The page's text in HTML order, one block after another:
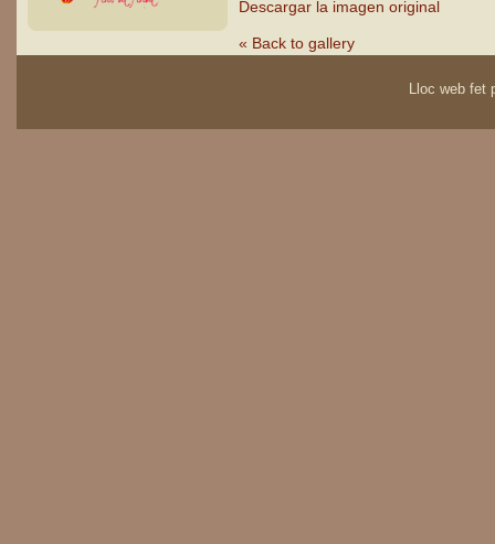
Descargar la imagen original
« Back to gallery
Lloc web fet